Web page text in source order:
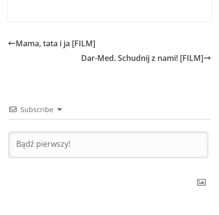
Mama, tata i ja [FILM]
Dar-Med. Schudnij z nami! [FILM]
Subscribe